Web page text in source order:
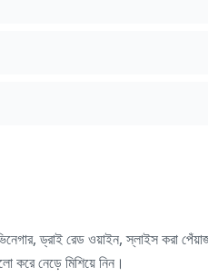
ড্রাই রেড ওয়াইন, স্লাইস করা
করে নেড়ে মিশিয়ে নিন।